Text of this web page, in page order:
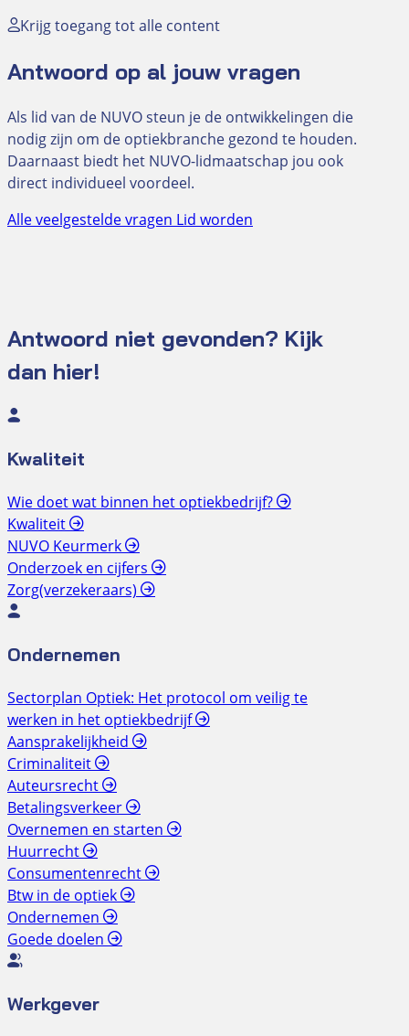
Krijg toegang tot alle content
Antwoord op al jouw vragen
Als lid van de NUVO steun je de ontwikkelingen die
nodig zijn om de optiekbranche gezond te houden.
Daarnaast biedt het NUVO-lidmaatschap jou ook
direct individueel voordeel.
Alle veelgestelde vragen Lid worden
Antwoord niet gevonden? Kijk
dan hier!
Kwaliteit
Wie doet wat binnen het optiekbedrijf?
Kwaliteit
NUVO Keurmerk
Onderzoek en cijfers
Zorg(verzekeraars)
Ondernemen
Sectorplan Optiek: Het protocol om veilig te
werken in het optiekbedrijf
Aansprakelijkheid
Criminaliteit
Auteursrecht
Betalingsverkeer
Overnemen en starten
Huurrecht
Consumentenrecht
Btw in de optiek
Ondernemen
Goede doelen
Werkgever